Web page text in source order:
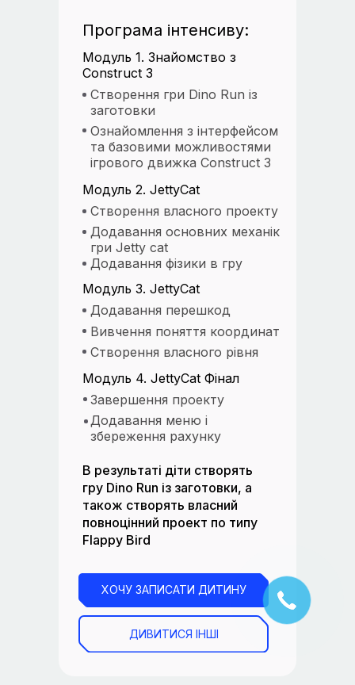
Програма інтенсиву:
Модуль 1. Знайомство з
Construct 3
Створення гри Dino Run із
заготовки
Ознайомлення з інтерфейсом
та базовими можливостями
ігрового движка Construct 3
Модуль 2. JettyCat
Створення власного проекту
Модуль 3. JettyCat
Додавання перешкод
Вивчення поняття координат
Модуль 4. JettyCat Фінал
Завершення проекту
В результаті діти створять
гру Dino Run із заготовки, а
також створять власний
повноцінний проект по типу
Flappy Bird
ХОЧУ ЗАПИСАТИ ДИТИНУ
ДИВИТИСЯ ІНШІ
Додавання основних механік
гри Jetty cat
Додавання меню і
збереження рахунку
Додавання фізики в гру
Створення власного рівня